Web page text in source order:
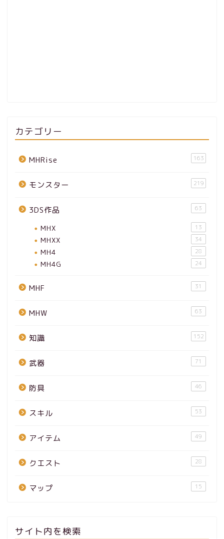
カテゴリー
MHRise 163
モンスター 219
3DS作品 63
MHX 13
MHXX 34
MH4 28
MH4G 24
MHF 31
MHW 63
知識 152
武器 71
防具 46
スキル 53
アイテム 49
クエスト 28
マップ 15
サイト内を検索